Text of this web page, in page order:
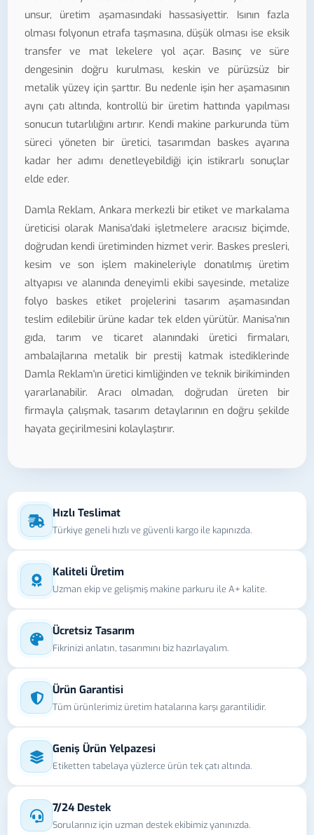
unsur, üretim aşamasındaki hassasiyettir. Isının fazla
olması folyonun etrafa taşmasına, düşük olması ise eksik
transfer ve mat lekelere yol açar. Basınç ve süre
dengesinin doğru kurulması, keskin ve pürüzsüz bir
metalik yüzey için şarttır. Bu nedenle işin her aşamasının
aynı çatı altında, kontrollü bir üretim hattında yapılması
sonucun tutarlılığını artırır. Kendi makine parkurunda tüm
süreci yöneten bir üretici, tasarımdan baskes ayarına
kadar her adımı denetleyebildiği için istikrarlı sonuçlar
elde eder.
Damla Reklam, Ankara merkezli bir etiket ve markalama
üreticisi olarak Manisa'daki işletmelere aracısız biçimde,
doğrudan kendi üretiminden hizmet verir. Baskes presleri,
kesim ve son işlem makineleriyle donatılmış üretim
altyapısı ve alanında deneyimli ekibi sayesinde, metalize
folyo baskes etiket projelerini tasarım aşamasından
teslim edilebilir ürüne kadar tek elden yürütür. Manisa'nın
gıda, tarım ve ticaret alanındaki üretici firmaları,
ambalajlarına metalik bir prestij katmak istediklerinde
Damla Reklam'ın üretici kimliğinden ve teknik birikiminden
yararlanabilir. Aracı olmadan, doğrudan üreten bir
firmayla çalışmak, tasarım detaylarının en doğru şekilde
hayata geçirilmesini kolaylaştırır.
Hızlı Teslimat
Türkiye geneli hızlı ve güvenli kargo ile kapınızda.
Kaliteli Üretim
Uzman ekip ve gelişmiş makine parkuru ile A+ kalite.
Ücretsiz Tasarım
Fikrinizi anlatın, tasarımını biz hazırlayalım.
Ürün Garantisi
Tüm ürünlerimiz üretim hatalarına karşı garantilidir.
Geniş Ürün Yelpazesi
Etiketten tabelaya yüzlerce ürün tek çatı altında.
7/24 Destek
Sorularınız için uzman destek ekibimiz yanınızda.